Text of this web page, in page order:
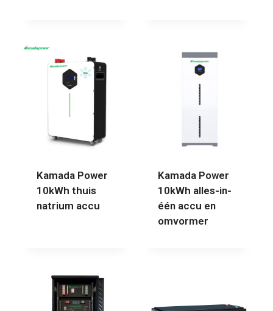
Kamada Power
10kWh thuis
natrium accu
Kamada Power
10kWh alles-in-
één accu en
omvormer